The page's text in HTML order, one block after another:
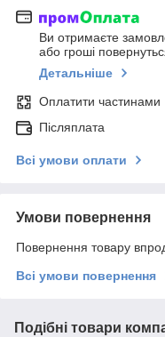
Ви отримаєте
або гроші
Детальніше
Оплатити частинами
Післяплата
Всі умови оплати
Умови повернення
Повернення товару
Всі умови повернення
Подібні товари